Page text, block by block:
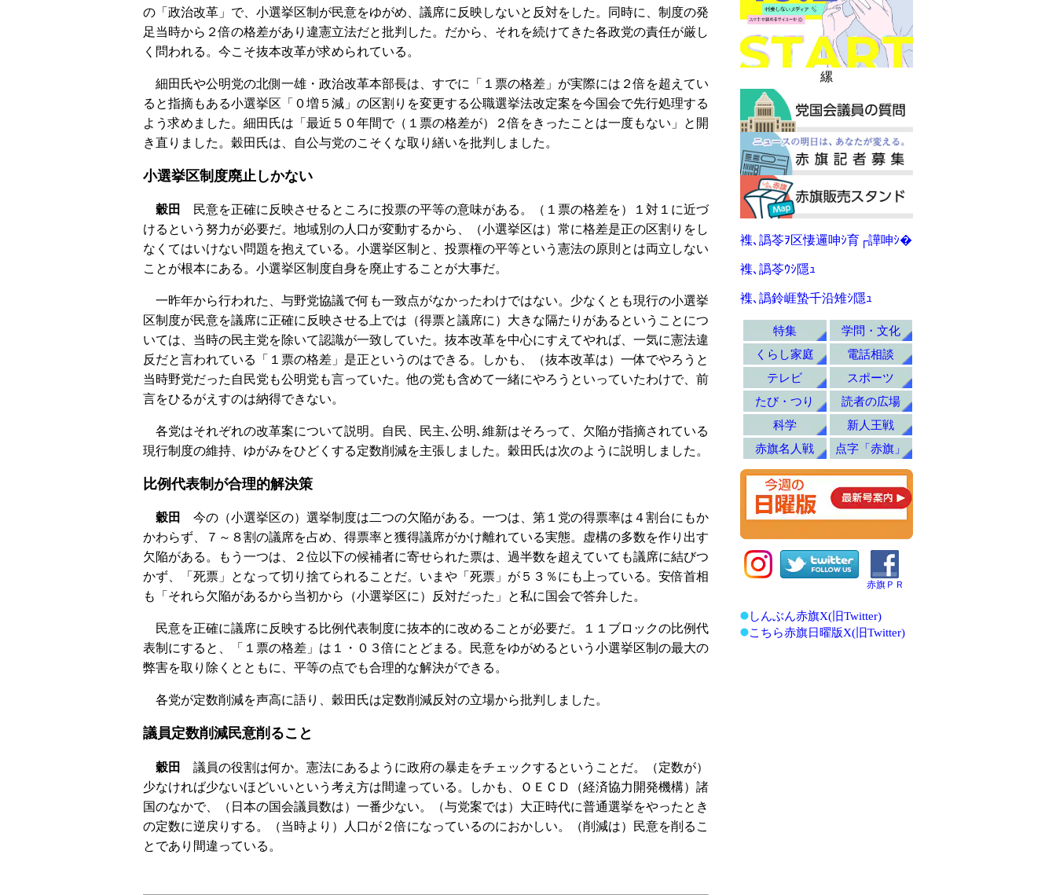
の「政治改革」で、小選挙区制が民意をゆがめ、議席に反映しないと反対をした。同時に、制度の発
足当時から２倍の格差があり違憲立法だと批判した。だから、それを続けてきた各政党の責任が厳し
く問われる。今こそ抜本改革が求められている。
細田氏や公明党の北側一雄・政治改革本部長は、すでに「１票の格差」が実際には２倍を超えてい
ると指摘もある小選挙区「０増５減」の区割りを変更する公職選挙法改定案を今国会で先行処理する
よう求めました。細田氏は「最近５０年間で（１票の格差が）２倍をきったことは一度もない」と開
き直りました。穀田氏は、自公与党のこそくな取り繕いを批判しました。
小選挙区制度廃止しかない
穀田
民意を正確に反映させるところに投票の平等の意味がある。（１票の格差を）１対１に近づ
けるという努力が必要だ。地域別の人口が変動するから、（小選挙区は）常に格差是正の区割りをし
なくてはいけない問題を抱えている。小選挙区制と、投票権の平等という憲法の原則とは両立しない
ことが根本にある。小選挙区制度自身を廃止することが大事だ。
一昨年から行われた、与野党協議で何も一致点がなかったわけではない。少なくとも現行の小選挙
区制度が民意を議席に正確に反映させる上では（得票と議席に）大きな隔たりがあるということにつ
いては、当時の民主党を除いて認識が一致していた。抜本改革を中心にすえてやれば、一気に憲法違
反だと言われている「１票の格差」是正というのはできる。しかも、（抜本改革は）一体でやろうと
当時野党だった自民党も公明党も言っていた。他の党も含めて一緒にやろうといっていたわけで、前
言をひるがえすのは納得できない。
各党はそれぞれの改革案について説明。自民、民主､公明､維新はそろって、欠陥が指摘されている
現行制度の維持、ゆがみをひどくする定数削減を主張しました。穀田氏は次のように説明しました。
比例代表制が合理的解決策
穀田
今の（小選挙区の）選挙制度は二つの欠陥がある。一つは、第１党の得票率は４割台にもか
かわらず、７～８割の議席を占め、得票率と獲得議席がかけ離れている実態。虚構の多数を作り出す
欠陥がある。もう一つは、２位以下の候補者に寄せられた票は、過半数を超えていても議席に結びつ
かず、「死票」となって切り捨てられることだ。いまや「死票」が５３％にも上っている。安倍首相
も「それら欠陥があるから当初から（小選挙区に）反対だった」と私に国会で答弁した。
民意を正確に議席に反映する比例代表制度に抜本的に改めることが必要だ。１１ブロックの比例代
表制にすると、「１票の格差」は１・０３倍にとどまる。民意をゆがめるという小選挙区制の最大の
弊害を取り除くとともに、平等の点でも合理的な解決ができる。
各党が定数削減を声高に語り、穀田氏は定数削減反対の立場から批判しました。
議員定数削減民意削ること
穀田
議員の役割は何か。憲法にあるように政府の暴走をチェックするということだ。（定数が）
少なければ少ないほどいいという考え方は間違っている。しかも、ＯＥＣＤ（経済協力開発機構）諸
国のなかで、（日本の国会議員数は）一番少ない。（与党案では）大正時代に普通選挙をやったとき
の定数に逆戻りする。（当時より）人口が２倍になっているのにおかしい。（削減は）民意を削るこ
とであり間違っている。
縲
襍､譌苓ｦ区悽邏呻ｼ育┌譁呻ｼ�
襍､譌苓ｳｼ隱ｭ
襍､譌鈴崕蟄千沿雉ｼ隱ｭ
特集
学問・文化
くらし家庭
電話相談
テレビ
スポーツ
たび・つり
読者の広場
科学
新人王戦
赤旗名人戦
点字「赤旗」
赤旗ＰＲ
しんぶん赤旗X(旧Twitter)
こちら赤旗日曜版X(旧Twitter)